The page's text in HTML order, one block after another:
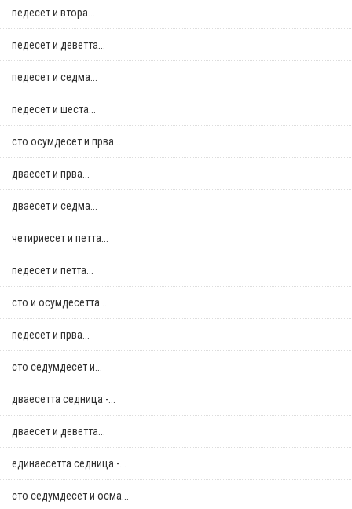
педесет и втора...
педесет и деветта...
педесет и седма...
педесет и шеста...
сто осумдесет и прва...
дваесет и прва...
дваесет и седма...
четириесет и петта...
педесет и петта...
сто и осумдесетта...
педесет и прва...
сто седумдесет и...
дваесетта седница -...
дваесет и деветта...
единаесетта седница -...
сто седумдесет и осма...